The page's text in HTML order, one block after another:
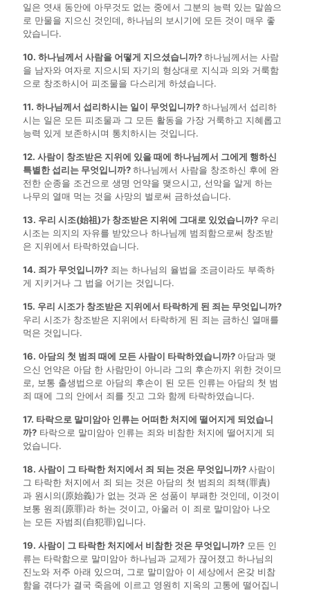
일은 엿새 동안에 아무것도 없는 중에서 그분의 능력 있는 말씀으
로 만물을 지으신 것인데, 하나님의 보시기에 모든 것이 매우 좋
았습니다.
10. 하나님께서 사람을 어떻게 지으셨습니까?하나님께서는 사람
을 남자와 여자로 지으시되 자기의 형상대로 지식과 의와 거룩함
으로 창조하시어 피조물을 다스리게 하셨습니다.
11. 하나님께서 섭리하시는 일이 무엇입니까?하나님께서 섭리하
시는 일은 모든 피조물과 그 모든 활동을 가장 거룩하고 지혜롭고
능력 있게 보존하시며 통치하시는 것입니다.
12. 사람이 창조받은 지위에 있을 때에 하나님께서 그에게 행하신
특별한 섭리는 무엇입니까?하나님께서 사람을 창조하신 후에 완
전한 순종을 조건으로 생명 언약을 맺으시고, 선악을 알게 하는
나무의 열매 먹는 것을 사망의 벌로써 금하셨습니다.
13. 우리 시조(始祖)가 창조받은 지위에 그대로 있었습니까? 우리
시조는 의지의 자유를 받았으나 하나님께 범죄함으로써 창조받
은 지위에서 타락하였습니다.
14. 죄가 무엇입니까? 죄는 하나님의 율법을 조금이라도 부족하
게 지키거나 그 법을 어기는 것입니다.
15. 우리 시조가 창조받은 지위에서 타락하게 된 죄는 무엇입니까?
우리 시조가 창조받은 지위에서 타락하게 된 죄는 금하신 열매를
먹은 것입니다.
16. 아담의 첫 범죄 때에 모든 사람이 타락하였습니까? 아담과 맺
으신 언약은 아담 한 사람만이 아니라 그의 후손까지 위한 것이므
로, 보통 출생법으로 아담의 후손이 된 모든 인류는 아담의 첫 범
죄 때에 그의 안에서 죄를 짓고 그와 함께 타락하였습니다.
17. 타락으로 말미암아 인류는 어떠한 처지에 떨어지게 되었습니
까? 타락으로 말미암아 인류는 죄와 비참한 처지에 떨어지게 되
었습니다.
18. 사람이 그 타락한 처지에서 죄 되는 것은 무엇입니까?사람이
그 타락한 처지에서 죄 되는 것은 아담의 첫 범죄의 죄책(罪責)
과 원시의(原始義)가 없는 것과 온 성품이 부패한 것인데, 이것이
보통 원죄(原罪)라 하는 것이고, 아울러 이 죄로 말미암아 나오
는 모든 자범죄(自犯罪)입니다.
19. 사람이 그 타락한 처지에서 비참한 것은 무엇입니까? 모든 인
류는 타락함으로 말미암아 하나님과 교제가 끊어졌고 하나님의
진노와 저주 아래 있으며, 그로 말미암아 이 세상에서 온갖 비참
함을 겪다가 결국 죽음에 이르고 영원히 지옥의 고통에 떨어집니